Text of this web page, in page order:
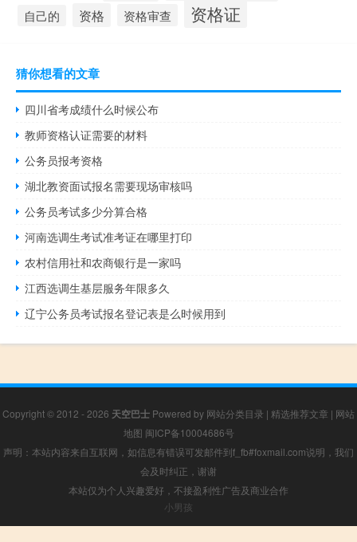
自己的 资格 资格审查 资格证
猜你想看的文章
四川省考成绩什么时候公布
教师资格认证需要的材料
公务员报考资格
湖北教资面试报名需要现场审核吗
公务员考试多少分算合格
河南选调生考试准考证在哪里打印
农村信用社和农商银行是一家吗
江西选调生基层服务年限多久
辽宁公务员考试报名登记表是么时候用到
Copyright © 2012 - 2026 天空巴士 Powered by 网站分类目录 | 精选推荐文章 | 网站
地图 闽ICP备10004686号
声明：本站内容来自互联网，如信息有错误可发邮件到f_fb#foxmail.com说明，我们
会及时纠正，谢谢
本站仅为个人兴趣爱好，不接盈利性广告及商业合作
小男孩